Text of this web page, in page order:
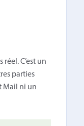
C’est un
parties
Mail ni un